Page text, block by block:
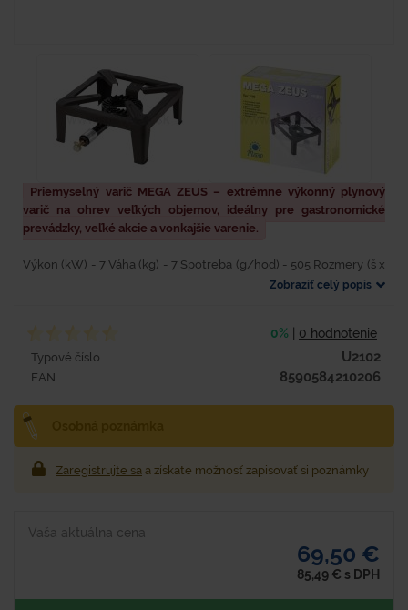
Priemyselný varič MEGA ZEUS – extrémne výkonný plynový
varič na ohrev veľkých objemov, ideálny pre gastronomické
prevádzky, veľké akcie a vonkajšie varenie.
Výkon (kW) - 7 Váha (kg) - 7 Spotreba (g/hod) - 505 Rozmery (š x
h x v) - 400x400x180 ks/kartón - 1 Priemyselný varič vhodný pre
Zobraziť celý popis
0% 0 hodnotenie
Typové číslo U2102
EAN 8590584210206
Zaregistrujte sa a získate možnosť zapisovať si poznámky
Vaša aktuálna cena
69,50 €
85,49 € s DPH